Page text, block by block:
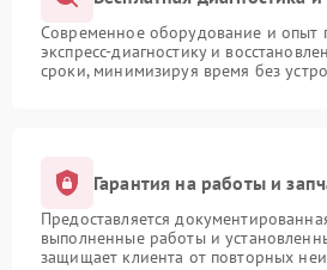
Современное оборудование и опыт
экспресс-диагностику и
сроки, минимизируя время без
Гарантия на работы и
Предоставляется
выполненные работы и
защищает клиента от повторных